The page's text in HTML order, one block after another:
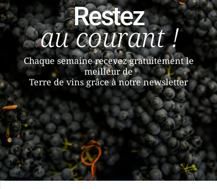
Restez
au courant !
Chaque semaine recevez gratuitement le
meilleur de
Terre de vins grâce à notre newsletter